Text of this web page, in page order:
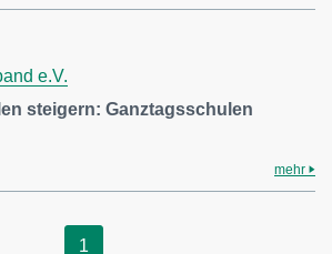
e.V.
steigern: Ganztagsschulen
mehr
1